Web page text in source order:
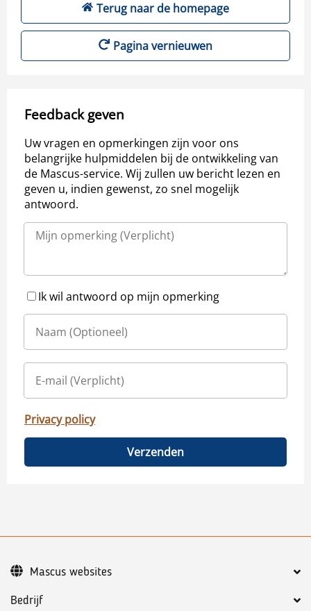
Terug naar de homepage
Pagina vernieuwen
Feedback geven
Uw vragen en opmerkingen zijn voor ons
belangrijke hulpmiddelen bij de ontwikkeling van
de Mascus-service. Wij zullen uw bericht lezen en
geven u, indien gewenst, zo snel mogelijk
antwoord.
Ik wil antwoord op mijn opmerking
Privacy policy
Verzenden
Bedrijf
Mascus websites